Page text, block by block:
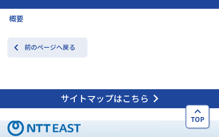
概要
前のページへ戻る
サイトマップはこちら